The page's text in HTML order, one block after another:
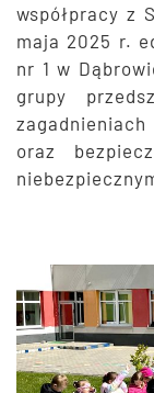
współpracy z
maja 2025 r.
nr 1 w
grupy
oraz